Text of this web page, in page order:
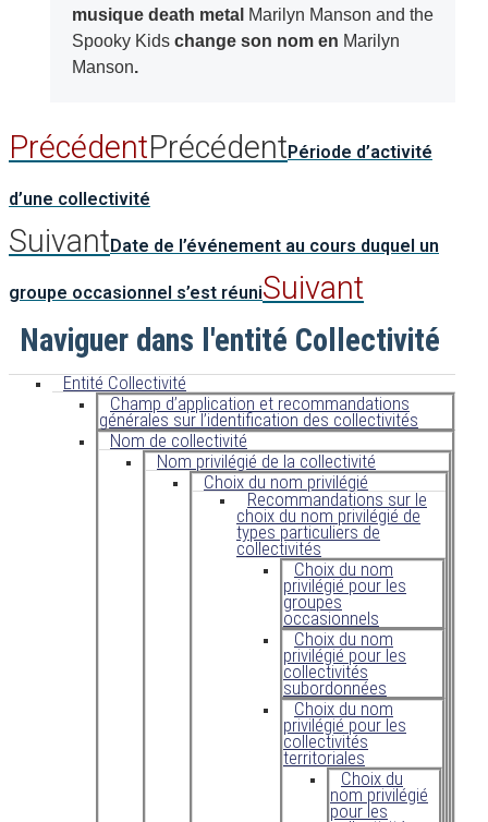
musique death metal Marilyn Manson and the
Spooky Kidschange son nom en Marilyn
Manson.
PrécédentPrécédentPériode d’activité
d’une collectivité
SuivantDate de l’événement au cours duquel un
groupe occasionnel s’est réuniSuivant
Naviguer dans l'entité Collectivité
Entité Collectivité
Champ d’application et recommandations
générales sur l’identification des collectivités
Nom de collectivité
Nom privilégié de la collectivité
Choix du nom privilégié
Recommandations sur le
choix du nom privilégié de
types particuliers de
collectivités
Choix du nom
privilégié pour les
groupes
occasionnels
Choix du nom
privilégié pour les
collectivités
subordonnées
Choix du nom
privilégié pour les
collectivités
territoriales
Choix du
nom privilégié
pour les